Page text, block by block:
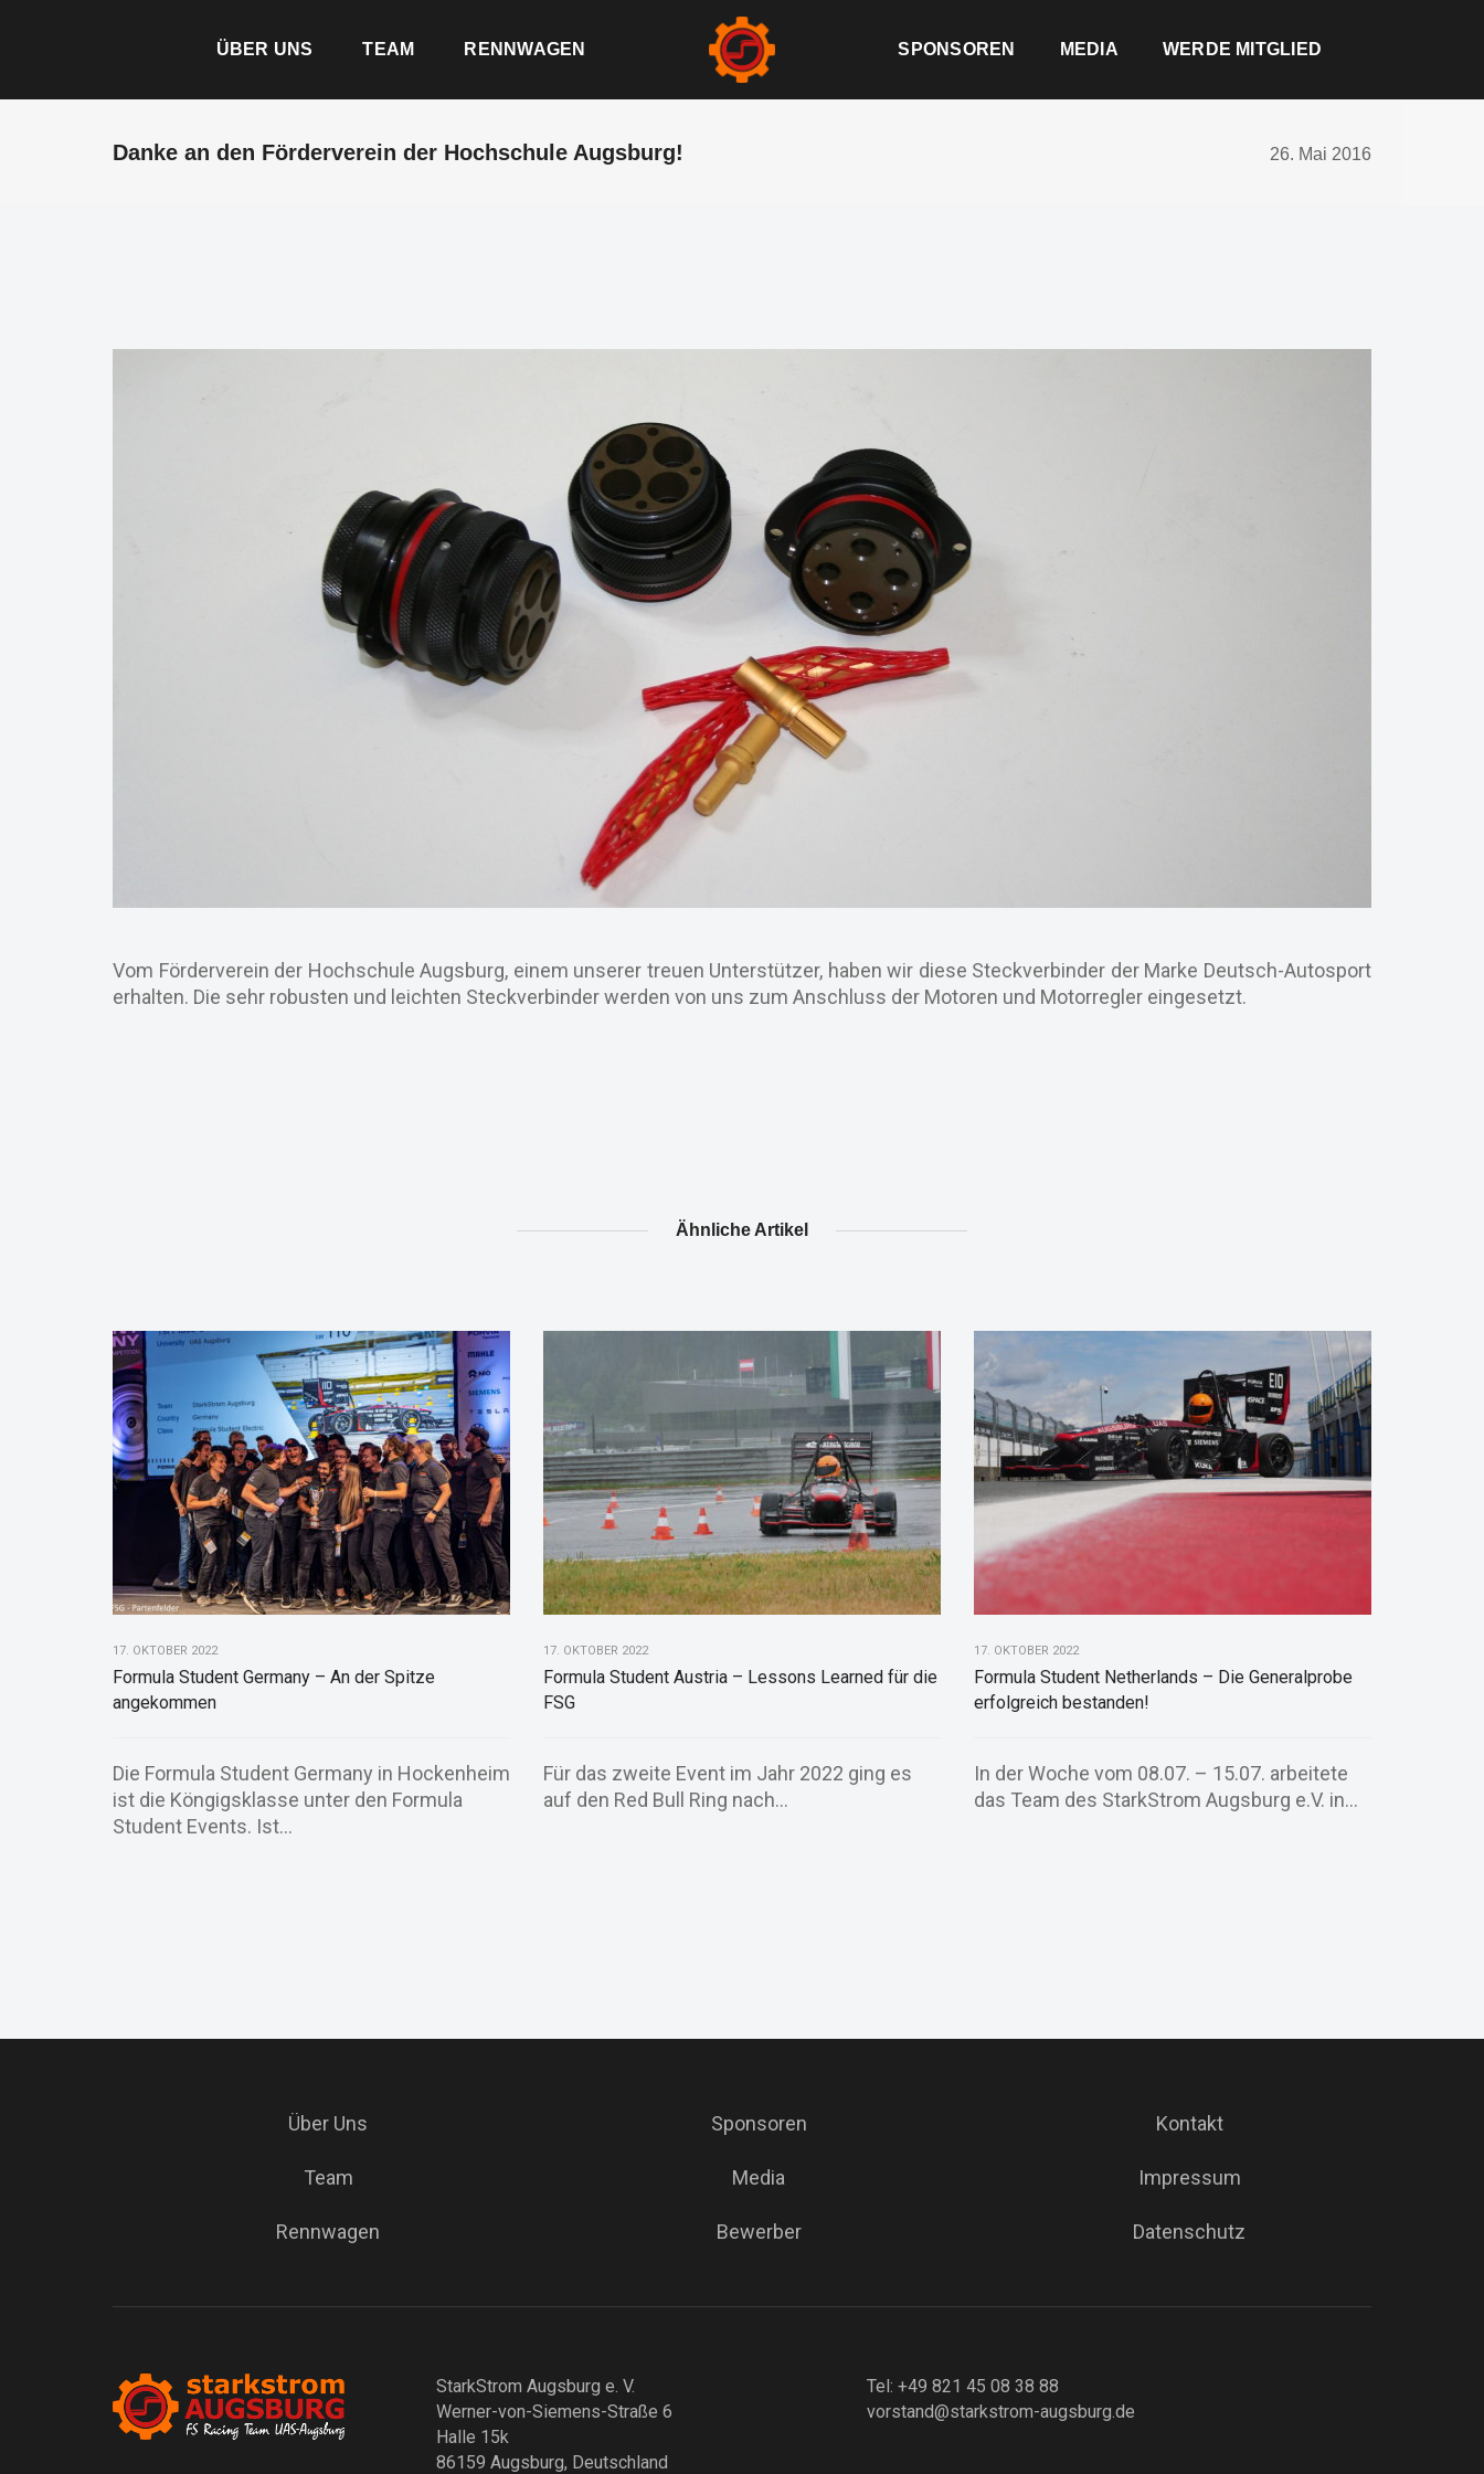
ÜBER UNS TEAM RENNWAGEN SPONSOREN MEDIA WERDE MITGLIED
Danke an den Förderverein der Hochschule Augsburg! 26. Mai 2016
Vom Förderverein der Hochschule Augsburg, einem unserer treuen Unterstützer, haben wir diese Steckverbinder der Marke Deutsch-Autosport
erhalten. Die sehr robusten und leichten Steckverbinder werden von uns zum Anschluss der Motoren und Motorregler eingesetzt.
Ähnliche Artikel
17. OKTOBER 2022
Formula Student Germany – An der Spitze
angekommen
Die Formula Student Germany in Hockenheim
ist die Köngigsklasse unter den Formula
Student Events. Ist...
17. OKTOBER 2022
Formula Student Austria – Lessons Learned für die
FSG
Für das zweite Event im Jahr 2022 ging es
auf den Red Bull Ring nach...
17. OKTOBER 2022
Formula Student Netherlands – Die Generalprobe
erfolgreich bestanden!
In der Woche vom 08.07. – 15.07. arbeitete
das Team des StarkStrom Augsburg e.V. in...
Über Uns
Team
Rennwagen
Sponsoren
Media
Bewerber
Kontakt
Impressum
Datenschutz
StarkStrom Augsburg e. V.
Werner-von-Siemens-Straße 6
Halle 15k
86159 Augsburg, Deutschland
Tel: +49 821 45 08 38 88
vorstand@starkstrom-augsburg.de